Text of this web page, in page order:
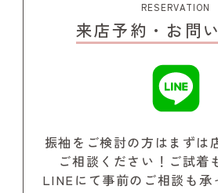
RESERVATION
来店予約・お問
振袖をご検討の方はまずは
ご相談ください！ ご試着
LINEにて事前のご相談も承